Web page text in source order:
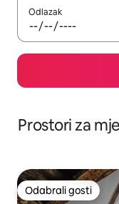
Odlazak
Prostori za
Odabrali gosti
Odabrali gosti